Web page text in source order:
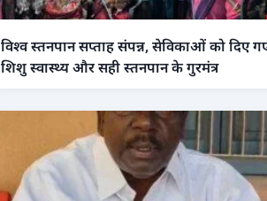
विश्व स्तनपान सप्ताह संपन्न, सेविकाओं को दिए
शिशु स्वास्थ्य और सही स्तनपान के गुरमंत्र